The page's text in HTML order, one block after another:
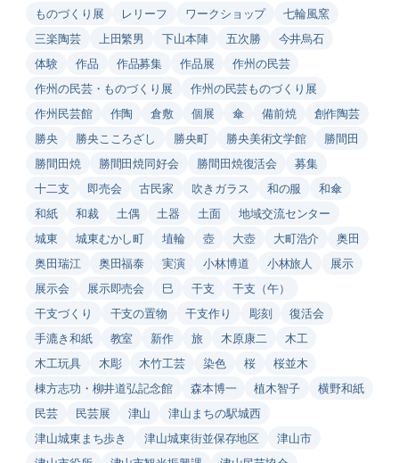
ものづくり展 レリーフ ワークショップ
七輪風窯
三楽陶芸
上田繁男 下山本陣 五次勝
今井烏石
体験
作品 作品募集 作品展
作州の民芸
作州の民芸・ものづくり展
作州の民芸ものづくり展
作州民芸館
作陶 倉敷 個展 傘 備前焼
創作陶芸
勝央
勝央こころざし 勝央町 勝央美術文学館
勝間田
勝間田焼
勝間田焼同好会 勝間田焼復活会
募集
十二支
即売会 古民家 吹きガラス 和の服
和傘
和紙
和裁 土偶 土器 土面
地域交流センター
城東
城東むかし町 埴輪 壺 大壺 大町浩介
奥田
奥田瑞江
奥田福泰 実演 小林博道 小林旅人
展示
展示会
展示即売会 巳 干支
干支（午）
干支づくり
干支の置物 干支作り 彫刻
復活会
手漉き和紙
教室 新作 旅 木原康二
木工
木工玩具
木彫 木竹工芸 染色 桜
桜並木
棟方志功・柳井道弘記念館
森本博一 植木智子
横野和紙
民芸
民芸展 津山
津山まちの駅城西
津山城東まち歩き
津山城東街並保存地区
津山市